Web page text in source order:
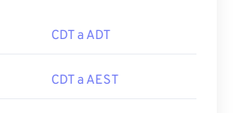
CDT a ADT
CDT a AEST